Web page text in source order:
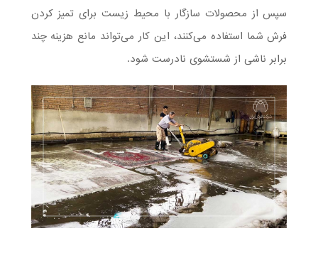
سپس از محصولات سازگار با محیط زیست برای تمیز کردن
فرش شما استفاده می‌کنند، این کار می‌تواند مانع هزینه چند
برابر ناشی از شستشوی نادرست شود.